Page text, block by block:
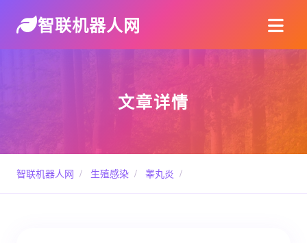
智联机器人网
文章详情
智联机器人网 / 生殖感染 / 睾丸炎 /